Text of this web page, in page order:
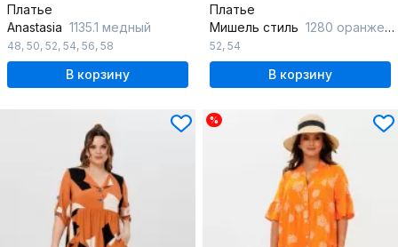
Платье
Anastasia 1135.1 медный
48, 50, 52, 54, 56, 58
В корзину
Платье
Мишель стиль 1280 оранжевый
52, 54
В корзину
%